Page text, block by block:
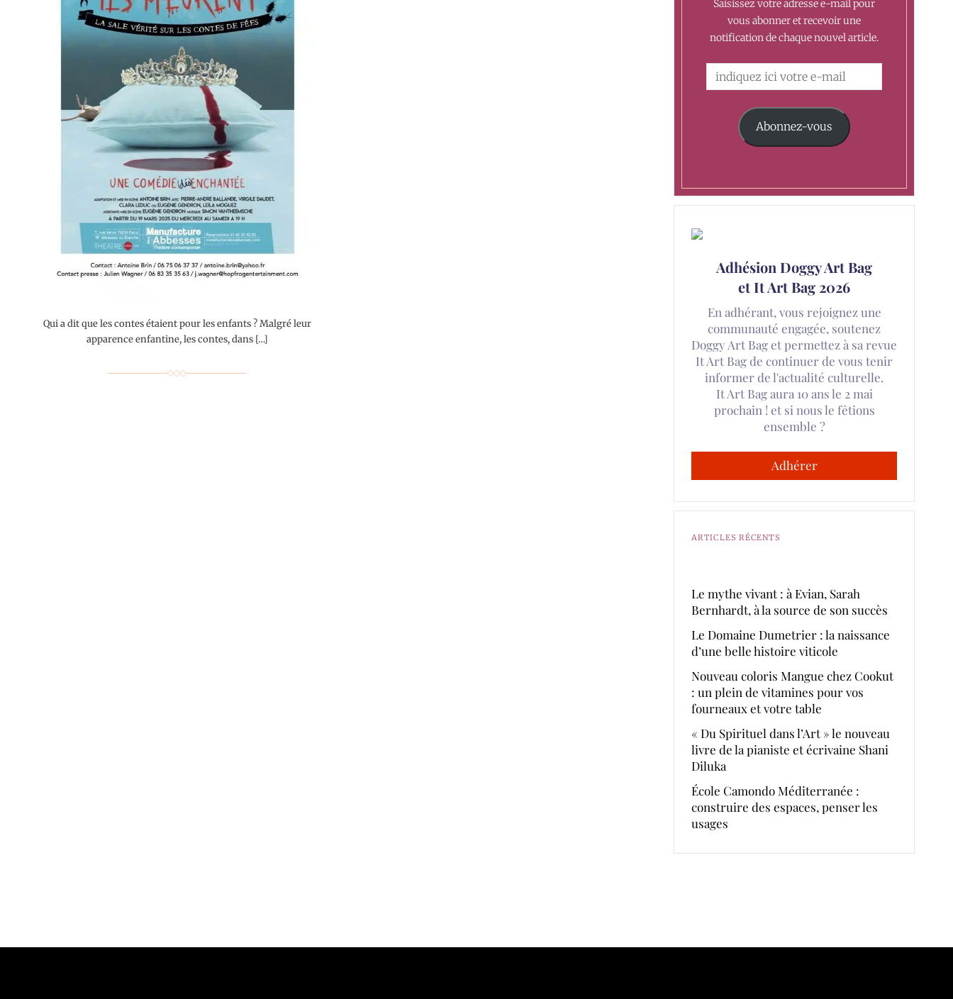
Qui a dit que les contes étaient pour les enfants ? Malgré leur
apparence enfantine, les contes, dans […]
Saisissez votre adresse e-mail pour
vous abonner et recevoir une
notification de chaque nouvel article.
Abonnez-vous
Adhésion Doggy Art Bag
et It Art Bag 2026
En adhérant, vous rejoignez une
communauté engagée, soutenez
Doggy Art Bag et permettez à sa revue
It Art Bag de continuer de vous tenir
informer de l'actualité culturelle.
It Art Bag aura 10 ans le 2 mai
prochain ! et si nous le fêtions
ensemble ?
Adhérer
ARTICLES RÉCENTS
Le mythe vivant : à Evian, Sarah
Bernhardt, à la source de son succès
Le Domaine Dumetrier : la naissance
d’une belle histoire viticole
Nouveau coloris Mangue chez Cookut
: un plein de vitamines pour vos
fourneaux et votre table
« Du Spirituel dans l’Art » le nouveau
livre de la pianiste et écrivaine Shani
Diluka
École Camondo Méditerranée :
construire des espaces, penser les
usages